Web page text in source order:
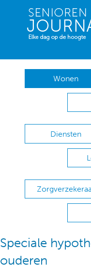
Wonen
Diensten
Speciale
ouderen